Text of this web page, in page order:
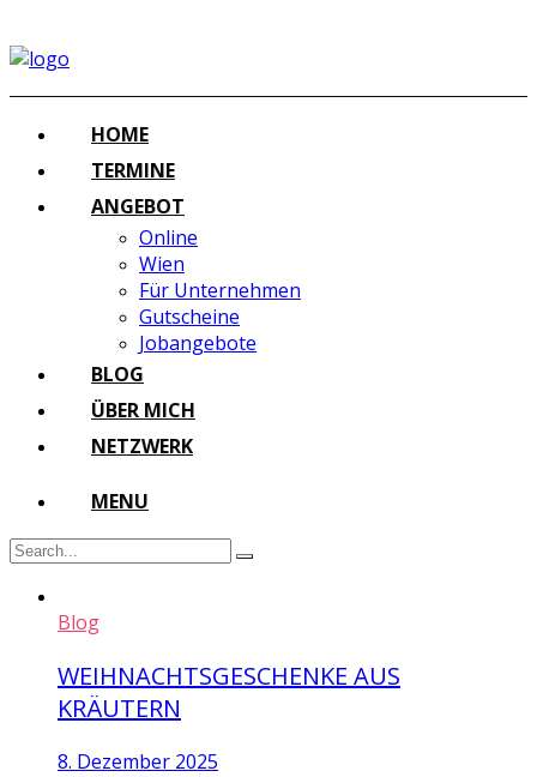
HOME
TERMINE
ANGEBOT
Online
Wien
Für Unternehmen
Gutscheine
Jobangebote
BLOG
ÜBER MICH
NETZWERK
MENU
Blog
WEIHNACHTSGESCHENKE AUS
KRÄUTERN
8. Dezember 2025